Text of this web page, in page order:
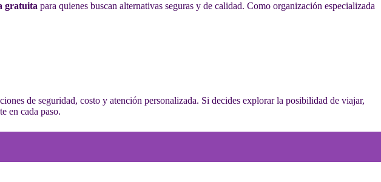
gratuita para quienes buscan alternativas seguras y de calidad. Como organización especializada
de seguridad, costo y atención personalizada. Si decides explorar la posibilidad de viajar,
en cada paso.